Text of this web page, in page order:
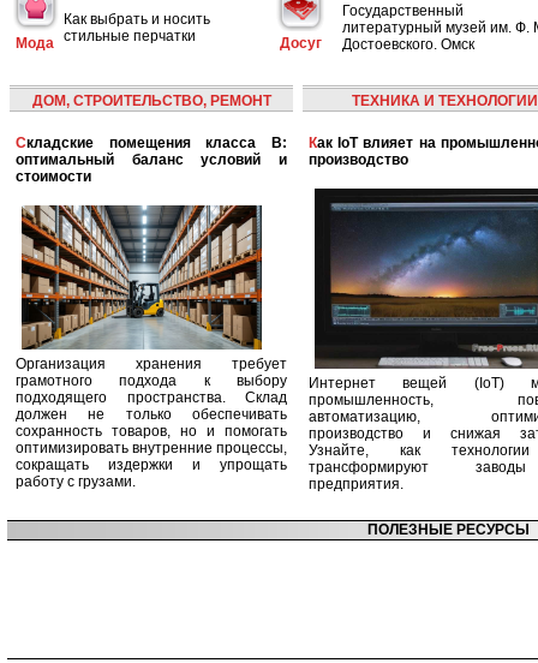
Мода
Как выбрать и носить
стильные перчатки
Досуг
Государственный
литературный музей им. Ф.
Достоевского. Омск
ДОМ, СТРОИТЕЛЬСТВО, РЕМОНТ
Складские помещения класса B:
оптимальный баланс условий и
стоимости
Организация хранения требует
грамотного подхода к выбору
подходящего пространства. Склад
должен не только обеспечивать
сохранность товаров, но и помогать
оптимизировать внутренние процессы,
сокращать издержки и упрощать
работу с грузами.
ТЕХНИКА И ТЕХНОЛОГИИ
Как IoT влияет на промышленность и
производство
Интернет вещей (IoT)
промышленность,
автоматизацию,
производство и снижая
Узнайте, как
трансформируют
предприятия.
ПОЛЕЗНЫЕ РЕСУРСЫ